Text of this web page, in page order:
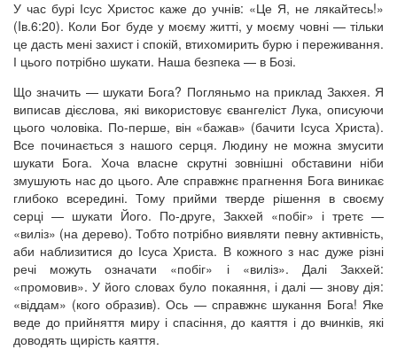
У час бурі Ісус Христос каже до учнів: «Це Я, не лякайтесь!»
(Iв.6:20). Коли Бог буде у моєму житті, у моєму човні — тільки
це дасть мені захист і спокій, втихомирить бурю і переживання.
І цього потрібно шукати. Наша безпека — в Бозі.
Що значить — шукати Бога? Погляньмо на приклад Закхея. Я
виписав дієслова, які використовує євангеліст Лука, описуючи
цього чоловіка. По-перше, він «бажав» (бачити Ісуса Христа).
Все починається з нашого серця. Людину не можна змусити
шукати Бога. Хоча власне скрутні зовнішні обставини ніби
змушують нас до цього. Але справжнє прагнення Бога виникає
глибоко всередині. Тому прийми тверде рішення в своєму
серці — шукати Його. По-друге, Закхей «побіг» і третє —
«виліз» (на дерево). Тобто потрібно виявляти певну активність,
аби наблизитися до Ісуса Христа. В кожного з нас дуже різні
речі можуть означати «побіг» і «виліз». Далі Закхей:
«промовив». У його словах було покаяння, і далі — знову дія:
«віддам» (кого образив). Ось — справжнє шукання Бога! Яке
веде до прийняття миру і спасіння, до каяття і до вчинків, які
доводять щирість каяття.